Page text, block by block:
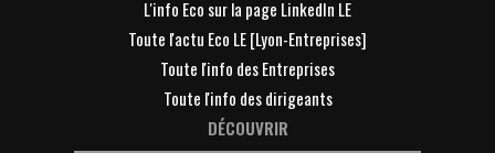
L'info Eco sur la page LinkedIn LE
Toute l'actu Eco LE [Lyon-Entreprises]
Toute l'info des Entreprises
Toute l'info des dirigeants
DÉCOUVRIR